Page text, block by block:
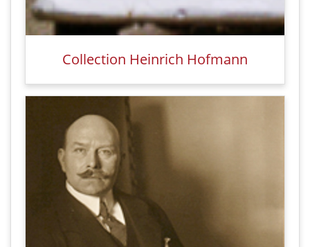
Collection Heinrich Hofmann